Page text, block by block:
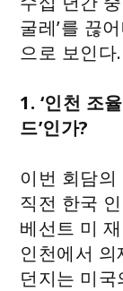
굴레’를 끊
으로 보인다.
1. ‘인천 조
드’인가?
이번 회담
직전 한국
베선트 미
인천에서
던지는 미